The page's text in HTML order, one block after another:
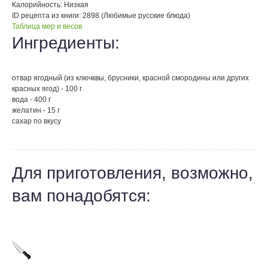
Калорийность: Низкая
ID рецепта из книги: 2898 (Любимые русские блюда)
Таблица мер и весов
Ингредиенты:
отвар ягодный (из ключквы, брусники, красной смородины или других
красных ягод) - 100 г
вода - 400 г
желатин - 15 г
сахар по вкусу
Для приготовления, возможно,
вам понадобятся: